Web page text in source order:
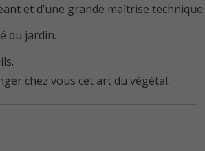
et d’une grande maîtrise technique.
du jardin.
chez vous cet art du végétal.